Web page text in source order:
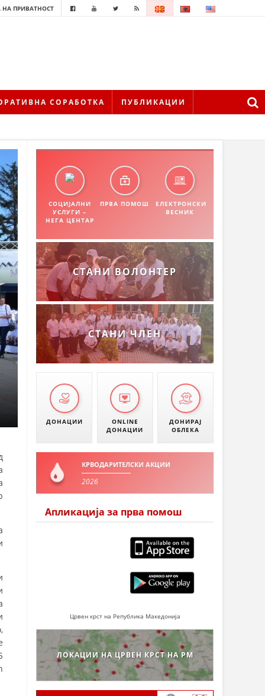
ПРИВАТНОСТ
СОРАБОТКА ПУБЛИКАЦИИ
СОЦИЈАЛНИ
УСЛУГИ –
НЕГА ЦЕНТАР
ПРВА ПОМОШ
ЕЛЕКТРОНСКИ
ВЕСНИК
СТАНИ ВОЛОНТЕР
СТАНИ ЧЛЕН
ДОНАЦИИ
ONLINE
ДОНАЦИИ
ДОНИРАЈ
ОБЛЕКА
КРВОДАРИТЕЛСКИ АКЦИИ
2026
Апликација за прва помош
Црвен крст на Република Македонија
ЛОКАЦИИ НА ЦРВЕН КРСТ НА РМ